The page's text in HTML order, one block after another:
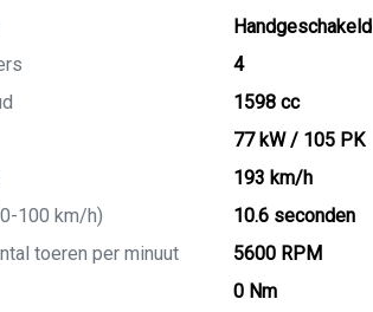
Handgeschakeld
4
1598 cc
77 kW / 105 PK
193 km/h
100 km/h)
10.6 seconden
toeren per minuut
5600 RPM
0 Nm